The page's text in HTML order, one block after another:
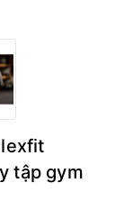
tập gym